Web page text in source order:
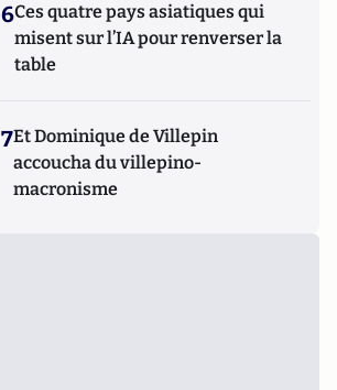
6Ces quatre pays asiatiques qui
misent sur l’IA pour renverser la
table
7Et Dominique de Villepin
accoucha du villepino-
macronisme